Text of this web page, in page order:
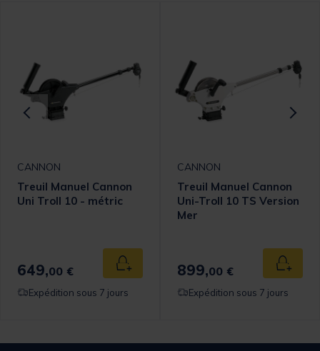
panier
CANNON
Treuil Manuel Cannon
Uni Troll 10 - métric
649,00 € Ajouter au panier
Expédition sous 7 jours
CANNON
Treuil Manuel Cannon
Uni-Troll 10 TS Version
Mer
899,00 €
Expédition sous 7 jours